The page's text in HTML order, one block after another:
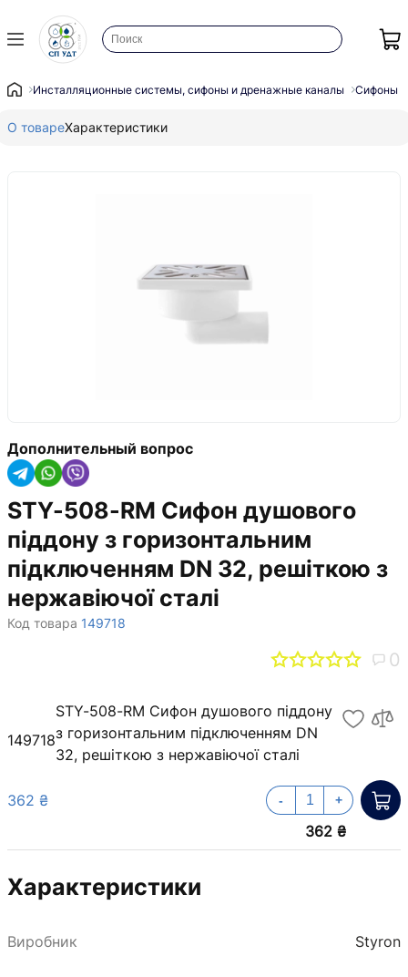
Инсталляционные системы, сифоны и дренажные каналы Сифоны
О товареХарактеристики
Дополнительный вопрос
STY-508-RM Сифон душового
піддону з горизонтальним
підключенням DN 32, решіткою з
нержавіючої сталі
Код товара 149718
0
149718
STY-508-RM Сифон душового піддону
з горизонтальним підключенням DN
32, решіткою з нержавіючої сталі
362 ₴
362 ₴
- +
Характеристики
Виробник Styron